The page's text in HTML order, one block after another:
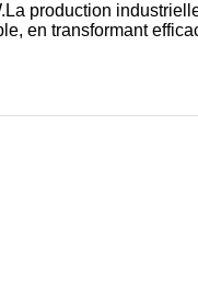
production
en transformant